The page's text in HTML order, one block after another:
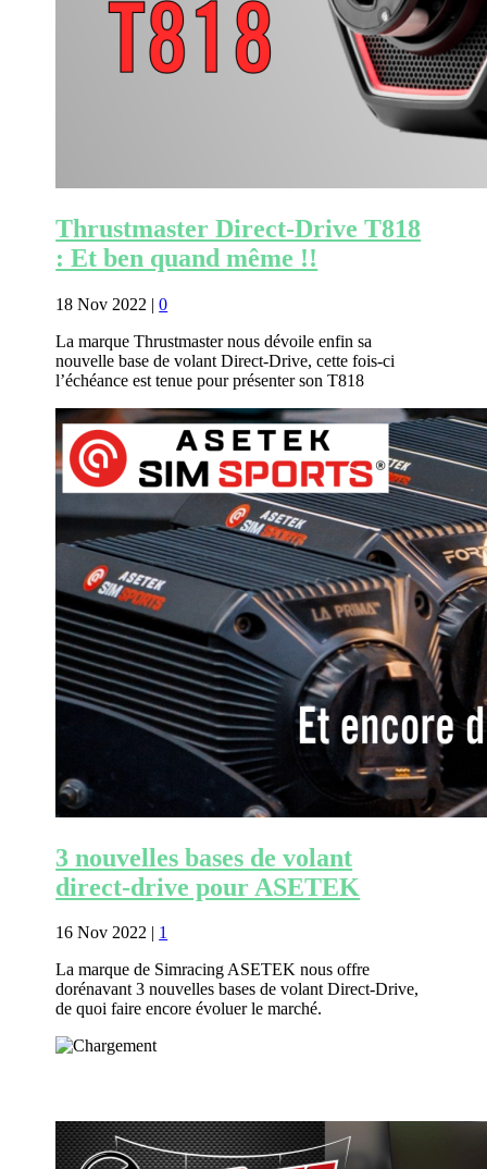
Thrustmaster Direct-Drive T818
: Et ben quand même !!
18 Nov 2022 |0
La marque Thrustmaster nous dévoile enfin sa
nouvelle base de volant Direct-Drive, cette fois-ci
l’échéance est tenue pour présenter son T818
3 nouvelles bases de volant
direct-drive pour ASETEK
16 Nov 2022 | 1
La marque de Simracing ASETEK nous offre
dorénavant 3 nouvelles bases de volant Direct-Drive,
de quoi faire encore évoluer le marché.